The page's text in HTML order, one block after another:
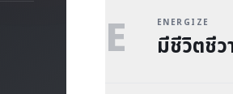
E ENERGIZE
มีชีวิตชีว